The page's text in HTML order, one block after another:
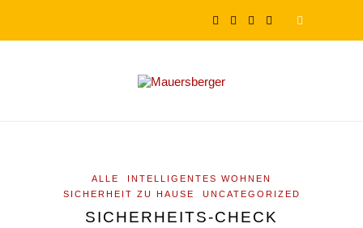
ALLE
INTELLIGENTES WOHNEN
SICHERHEIT ZU HAUSE
UNCATEGORIZED
SICHERHEITS-CHECK